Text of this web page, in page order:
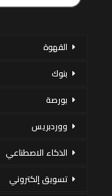
القهوة
بنوك
بورصة
ووردبريس
الذكاء الاصطناعي
تسويق إلكتروني